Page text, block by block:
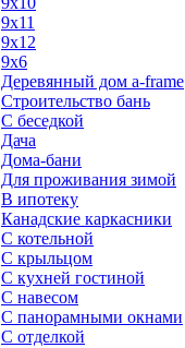
9х11
9х12
9х6
Деревянный дом a-frame
Строительство бань
С беседкой
Дача
Дома-бани
Для проживания зимой
В ипотеку
Канадские каркасники
С котельной
С крыльцом
С кухней гостиной
С навесом
С панорамными окнами
С отделкой